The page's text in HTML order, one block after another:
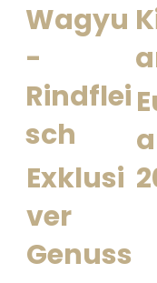
Wagyu
-
Rindflei
sch
Exklusi
ver
Genuss